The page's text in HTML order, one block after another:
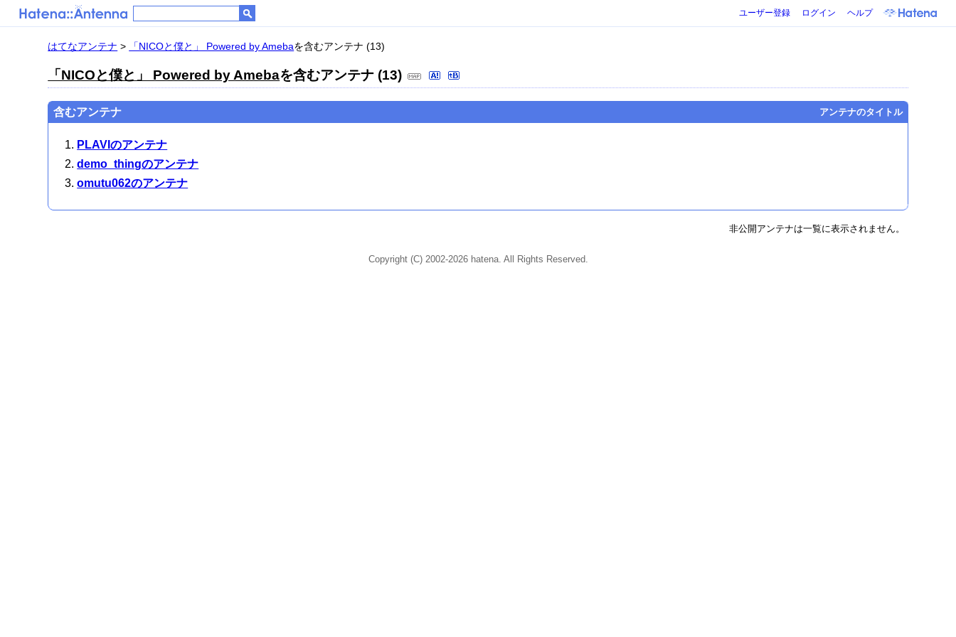
ユーザー登録 ログイン ヘルプ
はてなアンテナ > 「NICOと僕と」 Powered by Amebaを含むアンテナ (13)
「NICOと僕と」 Powered by Amebaを含むアンテナ (13)
含むアンテナ アンテナのタイトル
PLAVIのアンテナ
demo_thingのアンテナ
omutu062のアンテナ
非公開アンテナは一覧に表示されません。
Copyright (C) 2002-2026 hatena. All Rights Reserved.